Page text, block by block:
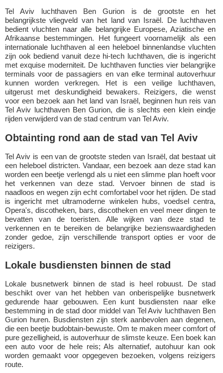
Tel Aviv luchthaven Ben Gurion is de grootste en het
belangrijkste vliegveld van het land van Israël. De luchthaven
bedient vluchten naar alle belangrijke Europese, Aziatische en
Afrikaanse bestemmingen. Het fungeert voornamelijk als een
internationale luchthaven al een heleboel binnenlandse vluchten
zijn ook bediend vanuit deze hi-tech luchthaven, die is ingericht
met exquise moderniteit. De luchthaven functies vier belangrijke
terminals voor de passagiers en van elke terminal autoverhuur
kunnen worden verkregen. Het is een veilige luchthaven,
uitgerust met deskundigheid bewakers. Reizigers, die wenst
voor een bezoek aan het land van Israël, beginnen hun reis van
Tel Aviv luchthaven Ben Gurion, die is slechts een klein eindje
rijden verwijderd van de stad centrum van Tel Aviv.
Obtainting rond aan de stad van Tel Aviv
Tel Aviv is een van de grootste steden van Israël, dat bestaat uit
een heleboel districten. Vandaar, een bezoek aan deze stad kan
worden een beetje verlengd als u niet een slimme plan hoeft voor
het verkennen van deze stad. Vervoer binnen de stad is
naadloos en wegen zijn echt comfortabel voor het rijden. De stad
is ingericht met ultramoderne winkelen hubs, voedsel centra,
Opera's, discotheken, bars, discotheken en veel meer dingen te
bevatten van de toeristen. Alle wijken van deze stad te
verkennen en te bereiken de belangrijke bezienswaardigheden
zonder gedoe, zijn verschillende transport opties er voor de
reizigers.
Lokale busdiensten binnen de stad
Lokale busnetwerk binnen de stad is heel robuust. De stad
beschikt over van het hebben van onberispelijke busnetwerk
gedurende haar gebouwen. Een kunt busdiensten naar elke
bestemming in de stad door middel van Tel Aviv luchthaven Ben
Gurion huren. Busdiensten zijn sterk aanbevolen aan degenen,
die een beetje budobtain-bewuste. Om te maken meer comfort of
pure gezelligheid, is autoverhuur de slimste keuze. Een boek kan
een auto voor de hele reis; Als alternatief, autohuur kan ook
worden gemaakt voor opgegeven bezoeken, volgens reizigers
route.